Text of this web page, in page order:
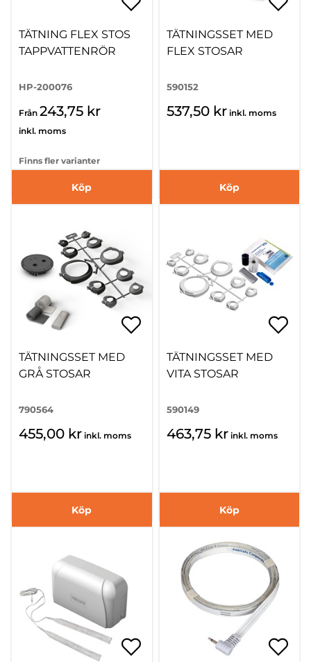
TÄTNING FLEX STOS
TAPPVATTENRÖR
HP-200076
Från 243,75 kr
inkl. moms
Finns fler varianter
Köp
TÄTNINGSSET MED
FLEX STOSAR
590152
537,50 kr inkl. moms
Köp
TÄTNINGSSET MED
GRÅ STOSAR
790564
455,00 kr inkl. moms
Köp
TÄTNINGSSET MED
VITA STOSAR
590149
463,75 kr inkl. moms
Köp